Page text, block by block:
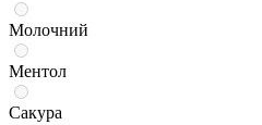
Молочний
Ментол
Сакура